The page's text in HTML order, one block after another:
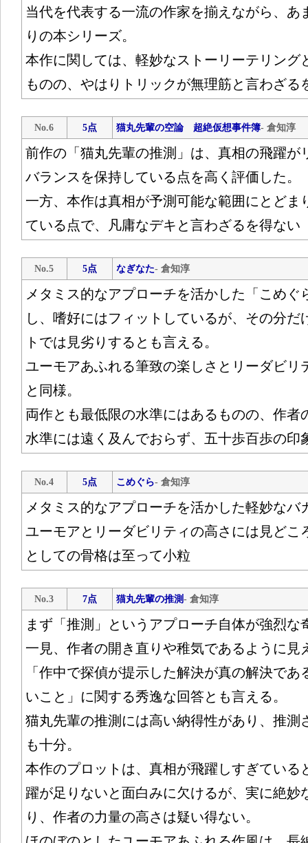
当代を代表する一流の作家を揃えながら、あ
りの本シリーズ。
本作に関しては、軽妙なストーリーテリング
ものの、やはりトリックが無理筋と言わざる
No.6 5点 猫丸先輩の空論 超絶仮想事件簿- 倉知淳
前作の「猫丸先輩の推測」は、真相の飛躍が
バランスを保持している点を高く評価した。
一方、本作は真相が予測可能な範囲にとどま
ている点で、凡庸なデキと言わざるを得ない
No.5 5点 なぎなた- 倉知淳
メタミス的なアプローチを活かした「こめぐ
し、嗜好にはフィットしているが、その分だ
トでは見劣りするとも言える。
ユーモアあふれる筆致の楽しさとリーダビリ
と同様。
両作とも最低限の水準にはあるものの、作者
水準には遠く及んでおらず、五十歩百歩の印
No.4 5点 こめぐら- 倉知淳
メタミス的なアプローチを活かした軽妙なバ
ユーモアとリーダビリティの高さには見どこ
としての骨格は至って小粒
No.3 7点 猫丸先輩の推測- 倉知淳
まず「推測」というアプローチ自体が強烈な
一見、作者の開き直りや稚気であるように見
「作中で探偵が提示した解決が真の解決で
いこと」に関する秀逸な回答とも言える。
猫丸先輩の推測には高い納得性があり、推測
も十分。
本作のプロットは、真相が飛躍しすぎている
躍が足りないと面白みに欠けるが、実に絶妙
り、作者の力量の高さは疑い得ない。